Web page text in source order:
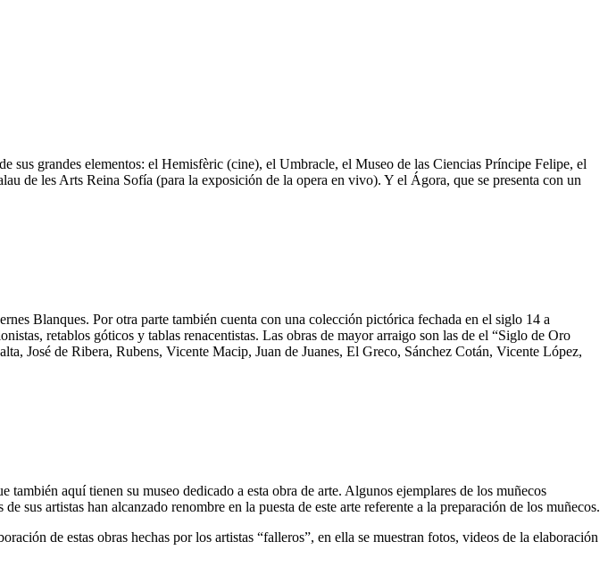
grandes elementos: el Hemisfèric (cine), el Umbracle, el Museo de las Ciencias Príncipe Felipe, el
de les Arts Reina Sofía (para la exposición de la opera en vivo). Y el Ágora, que se presenta con un
Blanques. Por otra parte también cuenta con una colección pictórica fechada en el siglo 14 a
retablos góticos y tablas renacentistas. Las obras de mayor arraigo son las de el “Siglo de Oro
José de Ribera, Rubens, Vicente Macip, Juan de Juanes, El Greco, Sánchez Cotán, Vicente López,
aquí tienen su museo dedicado a esta obra de arte. Algunos ejemplares de los muñecos
sus artistas han alcanzado renombre en la puesta de este arte referente a la preparación de los muñecos.
de estas obras hechas por los artistas “falleros”, en ella se muestran fotos, videos de la elaboración